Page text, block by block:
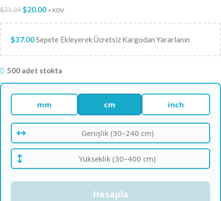
$31.39$20.00 + KDV
$37.00Sepete Ekleyerek Ücretsiz Kargodan Yararlanın
500 adet stokta
mm cm inch
Hesapla